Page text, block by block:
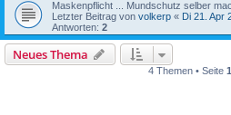
Maskenpflicht ... Mundschutz selber
Letzter Beitrag von volkerp « Di 21. Apr
Antworten: 2
Neues Thema
4 Themen • Seite 1